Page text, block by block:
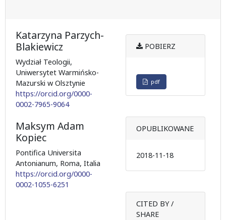
Katarzyna Parzych-
Blakiewicz
Wydział Teologii,
Uniwersytet Warmińsko-
Mazurski w Olsztynie
https://orcid.org/0000-
0002-7965-9064
Maksym Adam
Kopiec
Pontifica Universita
Antonianum, Roma, Italia
https://orcid.org/0000-
0002-1055-6251
POBIERZ
pdf
OPUBLIKOWANE
2018-11-18
CITED BY /
SHARE